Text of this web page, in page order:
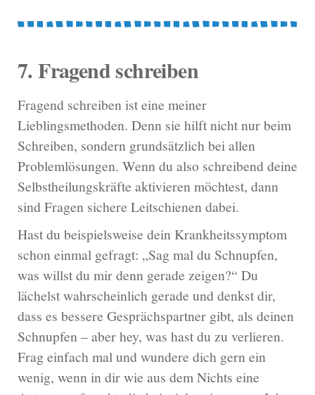
7. Fragend schreiben
Fragend schreiben ist eine meiner
Lieblingsmethoden. Denn sie hilft nicht nur beim
Schreiben, sondern grundsätzlich bei allen
Problemlösungen. Wenn du also schreibend deine
Selbstheilungskräfte aktivieren möchtest, dann
sind Fragen sichere Leitschienen dabei.
Hast du beispielsweise dein Krankheitssymptom
schon einmal gefragt: „Sag mal du Schnupfen,
was willst du mir denn gerade zeigen?“ Du
lächelst wahrscheinlich gerade und denkst dir,
dass es bessere Gesprächspartner gibt, als deinen
Schnupfen – aber hey, was hast du zu verlieren.
Frag einfach mal und wundere dich gern ein
wenig, wenn in dir wie aus dem Nichts eine